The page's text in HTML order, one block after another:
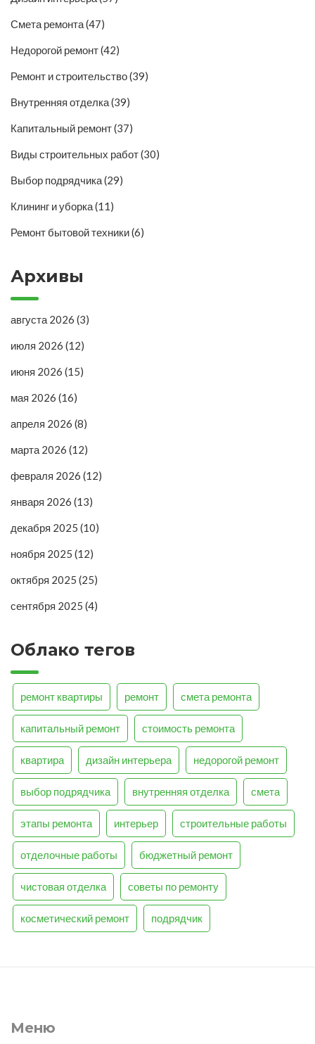
Смета ремонта(47)
Недорогой ремонт(42)
Ремонт и строительство(39)
Внутренняя отделка(39)
Капитальный ремонт(37)
Виды строительных работ(30)
Выбор подрядчика(29)
Клининг и уборка(11)
Ремонт бытовой техники(6)
Архивы
августа 2026 (3)
июля 2026 (12)
июня 2026 (15)
мая 2026 (16)
апреля 2026 (8)
марта 2026 (12)
февраля 2026 (12)
января 2026 (13)
декабря 2025 (10)
ноября 2025 (12)
октября 2025 (25)
сентября 2025 (4)
Облако тегов
ремонт квартиры ремонт смета ремонта
капитальный ремонт стоимость ремонта
квартира дизайн интерьера недорогой ремонт
выбор подрядчика внутренняя отделка смета
этапы ремонта интерьер строительные работы
отделочные работы бюджетный ремонт
чистовая отделка советы по ремонту
косметический ремонт подрядчик
Меню